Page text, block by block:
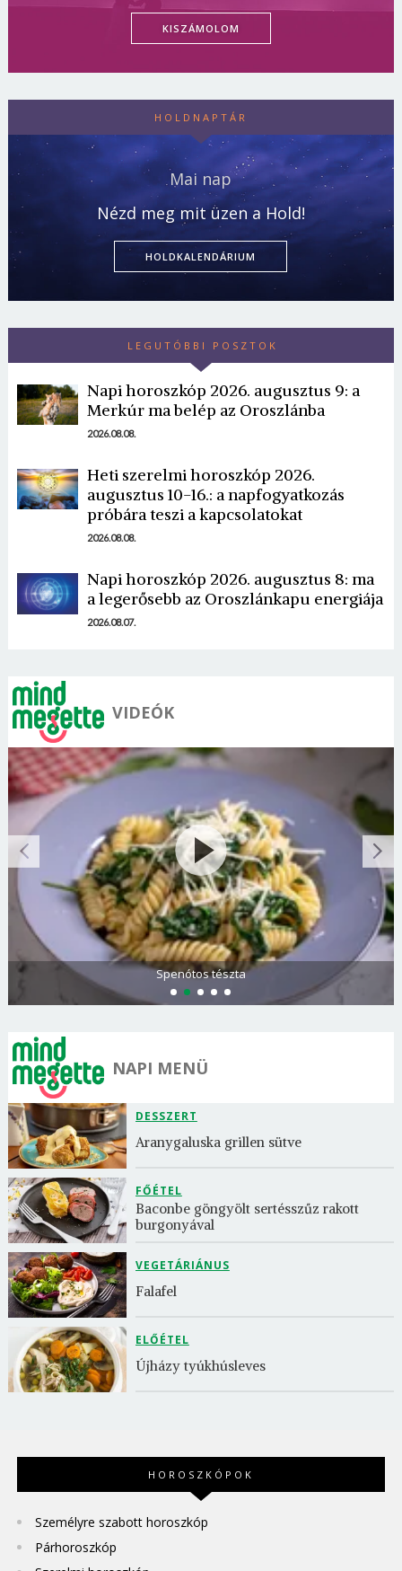
KISZÁMOLOM
HOLDNAPTÁR
Mai nap
Nézd meg mit üzen a Hold!
HOLDKALENDÁRIUM
LEGUTÓBBI POSZTOK
Napi horoszkóp 2026. augusztus 9: a
Merkúr ma belép az Oroszlánba
2026.08.08.
Heti szerelmi horoszkóp 2026.
augusztus 10-16.: a napfogyatkozás
próbára teszi a kapcsolatokat
2026.08.08.
Napi horoszkóp 2026. augusztus 8: ma
a legerősebb az Oroszlánkapu energiája
2026.08.07.
VIDEÓK
Spenótos tészta
NAPI MENÜ
DESSZERT
Aranygaluska grillen sütve
FŐÉTEL
Baconbe göngyölt sertésszűz rakott
burgonyával
VEGETÁRIÁNUS
Falafel
ELŐÉTEL
Újházy tyúkhúsleves
HOROSZKÓPOK
Személyre szabott horoszkóp
Párhoroszkóp
Borsonline bejelentkezés
E-mail cím vagy felhasználónév
Jelszó